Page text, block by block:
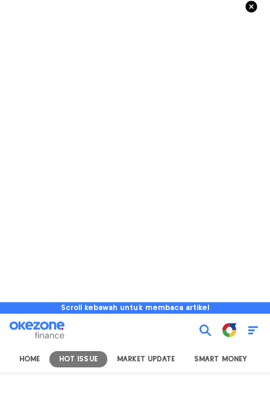
Scroll kebawah untuk membaca artikel
HOME HOT ISSUE MARKET UPDATE SMART MONEY